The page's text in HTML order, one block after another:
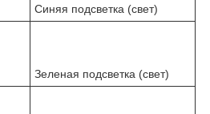
Синяя подсветка (свет)
Зеленая подсветка (свет)